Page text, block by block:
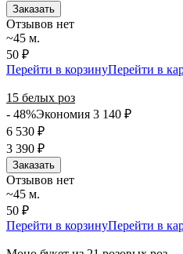
Заказать
Отзывов нет
~45 м.
50 ₽
Перейти в корзинуПерейти в
15 белых роз
- 48%Экономия 3 140 ₽
6 530 ₽
3 390 ₽
Заказать
Отзывов нет
~45 м.
50 ₽
Перейти в корзинуПерейти в